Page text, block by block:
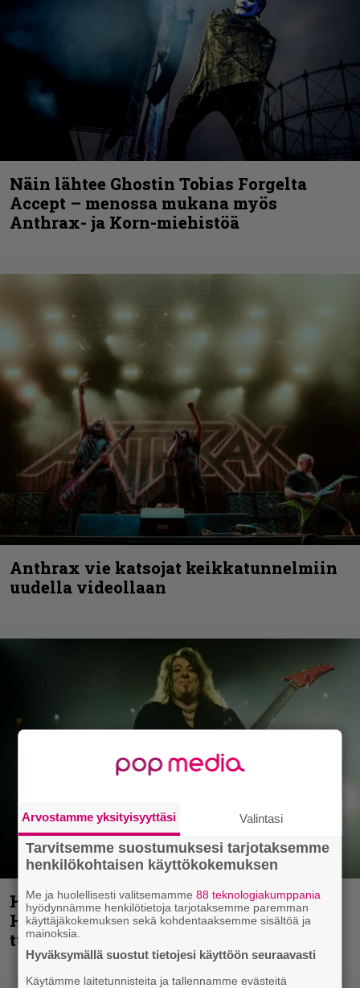
Näin lähtee Ghostin Tobias Forgelta
Accept – menossa mukana myös
Anthrax- ja Korn-miehistöä
Anthrax vie katsojat keikkatunnelmiin
uudella videollaan
Helloween- ja Gamma Ray -mies Kai
Hansen julkaisi uuden maistiaisen
tulevalta soololevyltä
Arvostamme yksityisyyttäsi Valintasi
Tarvitsemme suostumuksesi tarjotaksemme
henkilökohtaisen käyttökokemuksen
Me ja huolellisesti valitsemamme88 teknologiakumppania
hyödynnämme henkilötietoja tarjotaksemme paremman
käyttäjäkokemuksen sekä kohdentaaksemme sisältöä ja
mainoksia.
Hyväksymällä suostut tietojesi käyttöön seuraavasti
Käytämme laitetunnisteita ja tallennamme evästeitä